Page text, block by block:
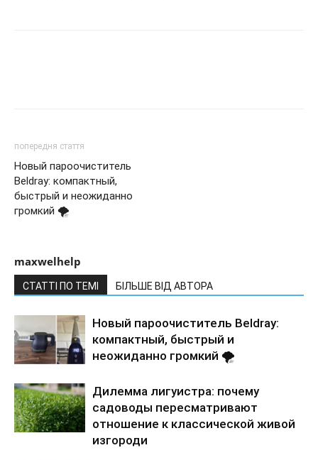
попередня стаття
Новый пароочиститель
Beldray: компактный,
быстрый и неожиданно
громкий 🌪️
maxwelhelp
СТАТТІ ПО ТЕМІ БІЛЬШЕ ВІД АВТОРА
Новый пароочиститель Beldray:
компактный, быстрый и
неожиданно громкий 🌪️
Дилемма лигуистра: почему
садоводы пересматривают
отношение к классической живой
изгороди